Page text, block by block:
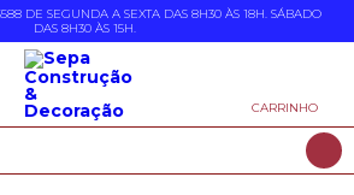
DE SEGUNDA A SEXTA DAS 8H30 ÀS 18H. SÁBADO
DAS 8H30 ÀS 15H.
CARRINHO